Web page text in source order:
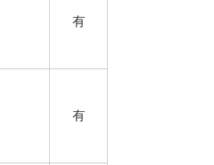
有
有